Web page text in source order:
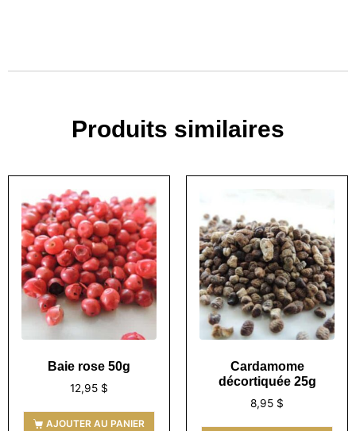
Produits similaires
Baie rose 50g
12,95 $
AJOUTER AU PANIER
Cardamome
décortiquée 25g
8,95 $